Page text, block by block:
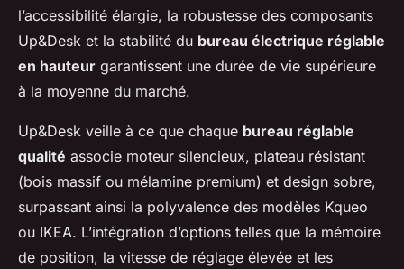
l’accessibilité élargie, la robustesse des composants
Up&Desk et la stabilité du bureau électrique réglable
en hauteur garantissent une durée de vie supérieure
à la moyenne du marché.
Up&Desk veille à ce que chaque bureau réglable
qualité associe moteur silencieux, plateau résistant
(bois massif ou mélamine premium) et design sobre,
surpassant ainsi la polyvalence des modèles Kqueo
ou IKEA. L’intégration d’options telles que la mémoire
de position, la vitesse de réglage élevée et les